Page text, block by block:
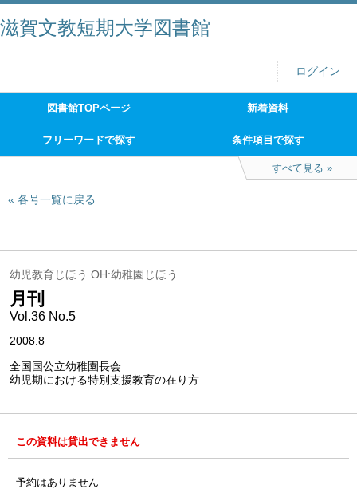
滋賀文教短期大学図書館
ログイン
図書館TOPページ 新着資料
フリーワードで探す 条件項目で探す
すべて見る
各号一覧に戻る
幼児教育じほう OH:幼稚園じほう
月刊
Vol.36 No.5
2008.8
全国国公立幼稚園長会
幼児期における特別支援教育の在り方
この資料は貸出できません
予約はありません